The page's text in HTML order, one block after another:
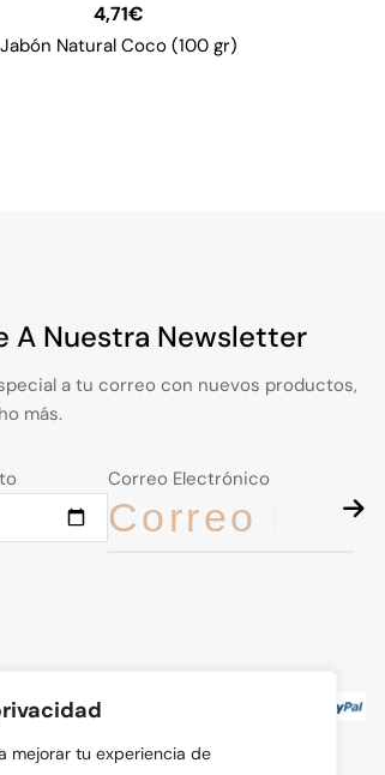
mejorar tu experiencia de
4,71€
Jabón Natural Coco (100 gr)
A Nuestra Newsletter
a tu correo con nuevos productos,
más.
Correo Electrónico